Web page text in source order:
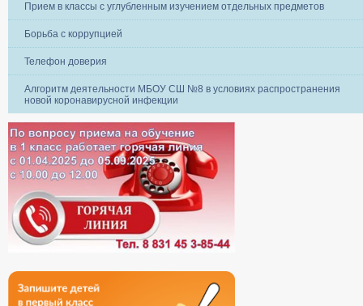
Прием в классы с углубленным изучением отдельных предметов
Борьба с коррупцией
Телефон доверия
Алгоритм деятельности МБОУ СШ №8 в условиях распространения
новой коронавирусной инфекции